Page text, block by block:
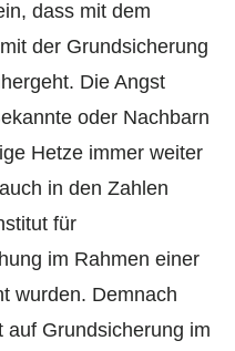
dass mit dem
der Grundsicherung
Die Angst
oder Nachbarn
Hetze immer weiter
in den Zahlen
für
im Rahmen einer
wurden. Demnach
Grundsicherung im